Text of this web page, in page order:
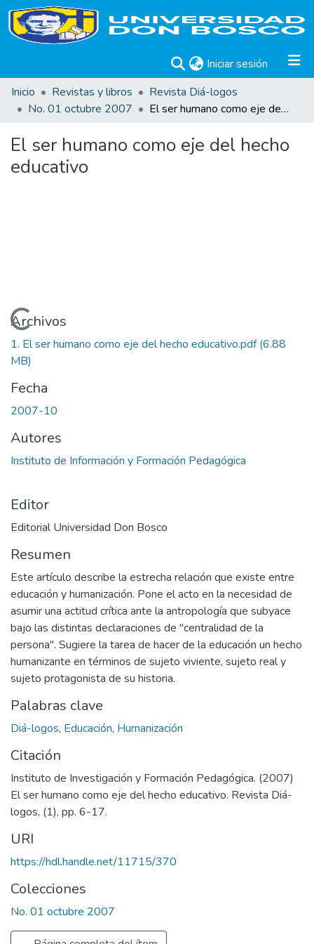
Iniciar sesión (current)
Inicio
Revistas y libros
Revista Diá-logos
No. 01 octubre 2007
El ser humano como eje del hecho educativo
El ser humano como eje del hecho
educativo
Cargando...
Archivos
1. El ser humano como eje del hecho educativo.pdf(6.88
MB)
Fecha
2007-10
Autores
Instituto de Información y Formación Pedagógica
Editor
Editorial Universidad Don Bosco
Resumen
Este artículo describe la estrecha relación que existe entre
educación y humanización. Pone el acto en la necesidad de
asumir una actitud crítica ante la antropología que subyace
bajo las distintas declaraciones de "centralidad de la
persona". Sugiere la tarea de hacer de la educación un hecho
humanizante en términos de sujeto viviente, sujeto real y
sujeto protagonista de su historia.
Palabras clave
Diá-logos, Educación, Humanización
Citación
Instituto de Investigación y Formación Pedagógica. (2007)
El ser humano como eje del hecho educativo. Revista Diá-
logos, (1), pp. 6-17.
URI
https://hdl.handle.net/11715/370
Colecciones
No. 01 octubre 2007